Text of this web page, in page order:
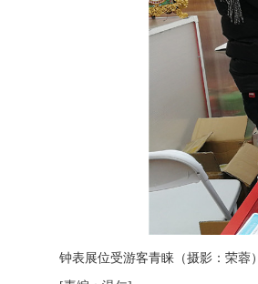
钟表展位受游客青睐（摄影：荣蓉）